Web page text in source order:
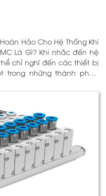
Hảo Cho Hệ Thống Khí
chỉ nghĩ đến các thiết bị
trong những thành phần